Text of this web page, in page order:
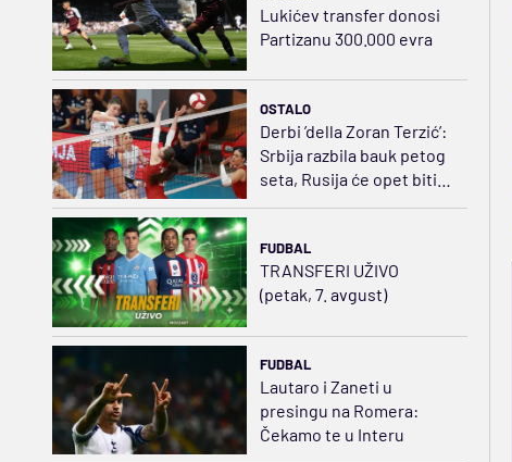
Lukićev transfer donosi
Partizanu 300.000 evra
OSTALO
Derbi ’della Zoran Terzić’:
Srbija razbila bauk petog
seta, Rusija će opet biti
FUDBAL
TRANSFERI UŽIVO
(petak, 7. avgust)
FUDBAL
Lautaro i Zaneti u
presingu na Romera:
Čekamo te u Interu